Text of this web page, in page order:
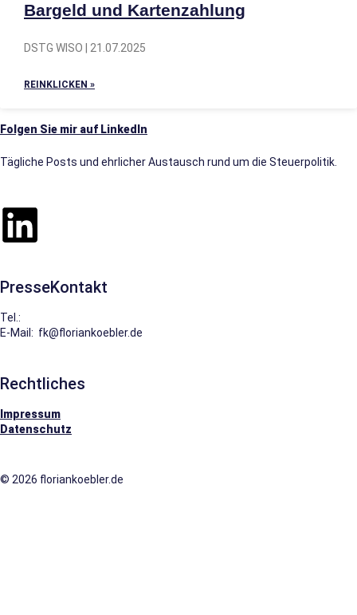
Bargeld und Kartenzahlung
DSTG WISO | 21.07.2025
REINKLICKEN »
Folgen Sie mir auf LinkedIn
Tägliche Posts und ehrlicher Austausch rund um die Steuerpolitik.
PresseKontakt
Tel.:
E-Mail: fk@floriankoebler.de
Rechtliches
Impressum
Datenschutz
© 2026 floriankoebler.de